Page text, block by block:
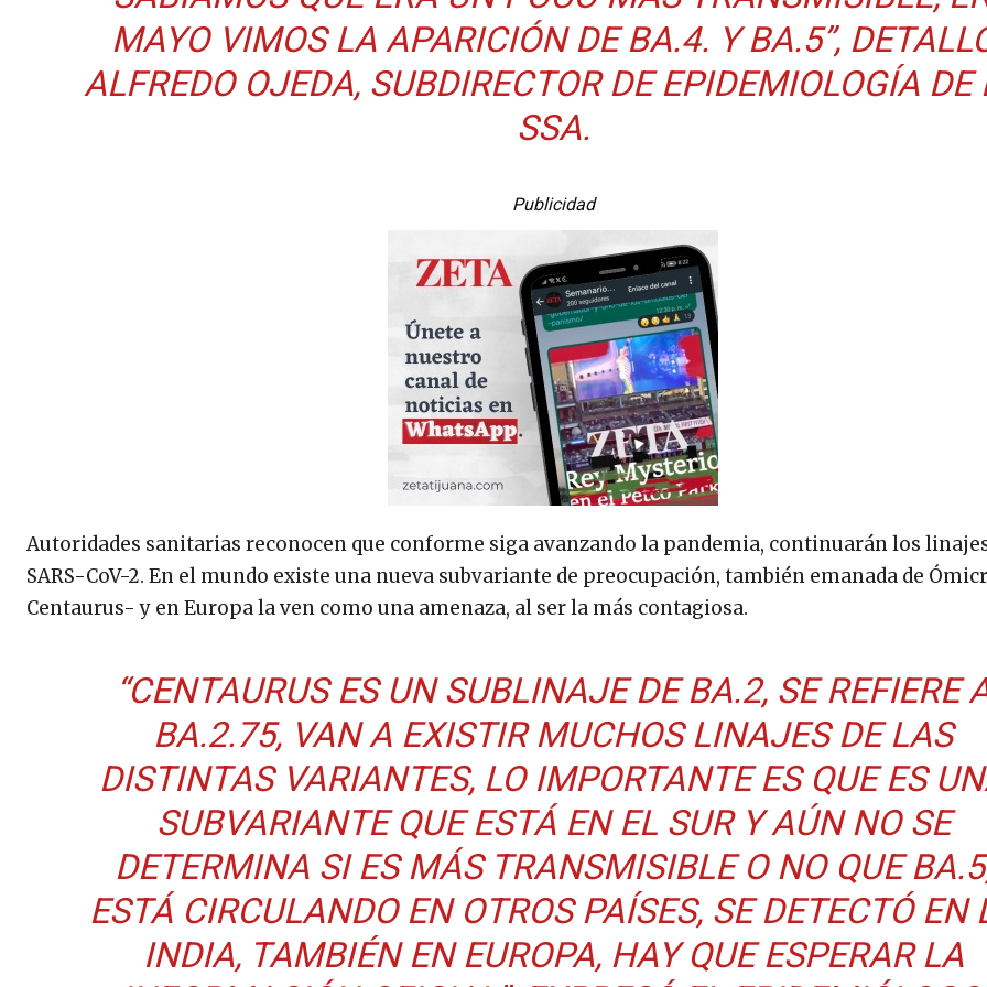
MAYO VIMOS LA APARICIÓN DE BA.4. Y BA.5”,
ALFREDO OJEDA, SUBDIRECTOR DE EPIDEMIOLOGÍA DE
SSA.
Publicidad
Autoridades sanitarias reconocen que conforme siga avanzando la pandemia, continuarán los
SARS-CoV-2. En el mundo existe una nueva subvariante de preocupación, también emanada de
Centaurus- y en Europa la ven como una amenaza, al ser la más contagiosa.
“CENTAURUS ES UN SUBLINAJE DE BA.2, SE REFIERE
BA.2.75, VAN A EXISTIR MUCHOS LINAJES DE LAS
DISTINTAS VARIANTES, LO IMPORTANTE ES QUE ES
SUBVARIANTE QUE ESTÁ EN EL SUR Y AÚN NO SE
DETERMINA SI ES MÁS TRANSMISIBLE O NO QUE
ESTÁ CIRCULANDO EN OTROS PAÍSES, SE DETECTÓ EN
INDIA, TAMBIÉN EN EUROPA, HAY QUE ESPERAR LA